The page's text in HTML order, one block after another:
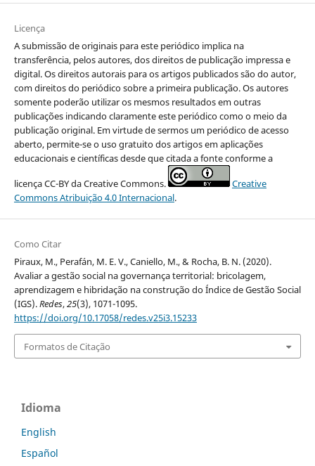
Licença
A submissão de originais para este periódico implica na
transferência, pelos autores, dos direitos de publicação impressa e
digital. Os direitos autorais para os artigos publicados são do autor,
com direitos do periódico sobre a primeira publicação. Os autores
somente poderão utilizar os mesmos resultados em outras
publicações indicando claramente este periódico como o meio da
publicação original. Em virtude de sermos um periódico de acesso
aberto, permite-se o uso gratuito dos artigos em aplicações
educacionais e científicas desde que citada a fonte conforme a
licença CC-BY da Creative Commons.
Creative
Commons Atribuição 4.0 Internacional.
Como Citar
Piraux, M., Perafán, M. E. V., Caniello, M., & Rocha, B. N. (2020).
Avaliar a gestão social na governança territorial: bricolagem,
aprendizagem e hibridação na construção do Índice de Gestão Social
(IGS).Redes,25(3), 1071-1095.
https://doi.org/10.17058/redes.v25i3.15233
Formatos de Citação
Idioma
English
Español